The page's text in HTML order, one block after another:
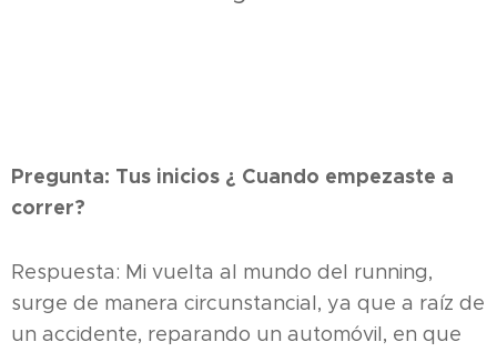
Pregunta: Tus inicios ¿ Cuando empezaste a
correr?
Respuesta: Mi vuelta al mundo del running,
surge de manera circunstancial, ya que a raíz de
un accidente, reparando un automóvil, en que